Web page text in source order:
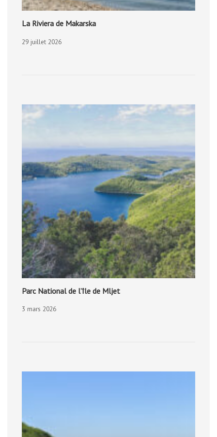
La Riviera de Makarska
29 juillet 2026
Parc National de l’île de Mljet
3 mars 2026